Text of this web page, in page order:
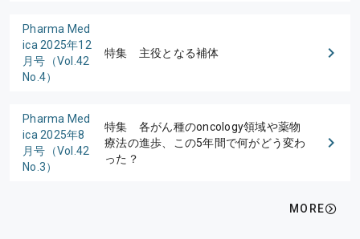
Pharma Med
ica 2025年12
月号（Vol.42
No.4）
特集 主役となる補体
Pharma Med
ica 2025年8
月号（Vol.42
No.3）
特集 各がん種のoncology領域や薬物
療法の進歩、この5年間で何がどう変わ
った？
MORE